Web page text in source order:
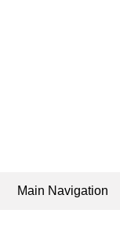
Main Navigation